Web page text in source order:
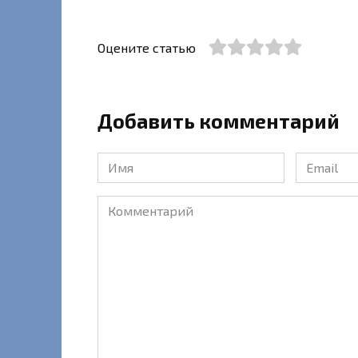
Оцените статью
Добавить комментарий
Имя
*
Email
*
Комментарий